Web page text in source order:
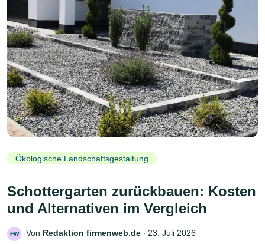
Ökologische Landschaftsgestaltung
Schottergarten zurückbauen: Kosten
und Alternativen im Vergleich
FW Von Redaktion firmenweb.de ‧ 23. Juli 2026